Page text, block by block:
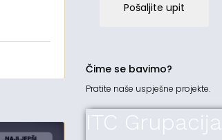
Pošaljite upit
Čime se bavimo?
Pratite naše uspješne projekte.
ITC Grupacija